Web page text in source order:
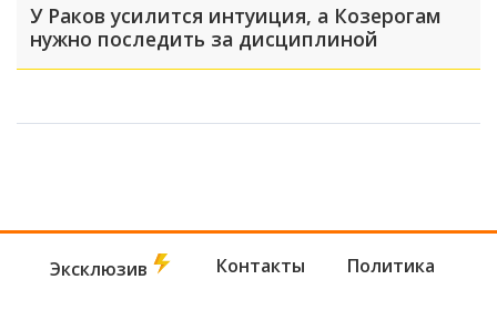
У Раков усилится интуиция, а Козерогам
нужно последить за дисциплиной
Эксклюзив Контакты Политика